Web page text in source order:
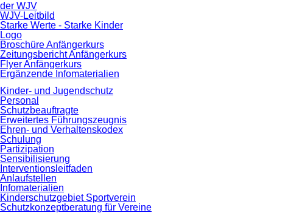
der WJV
WJV-Leitbild
Starke Werte - Starke Kinder
Logo
Broschüre Anfängerkurs
Zeitungsbericht Anfängerkurs
Flyer Anfängerkurs
Ergänzende Infomaterialien
Kinder- und Jugendschutz
Personal
Schutzbeauftragte
Erweitertes Führungszeugnis
Ehren- und Verhaltenskodex
Schulung
Partizipation
Sensibilisierung
Interventionsleitfaden
Anlaufstellen
Infomaterialien
Kinderschutzgebiet Sportverein
Schutzkonzeptberatung für Vereine